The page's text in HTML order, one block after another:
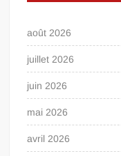
août 2026
juillet 2026
juin 2026
mai 2026
avril 2026